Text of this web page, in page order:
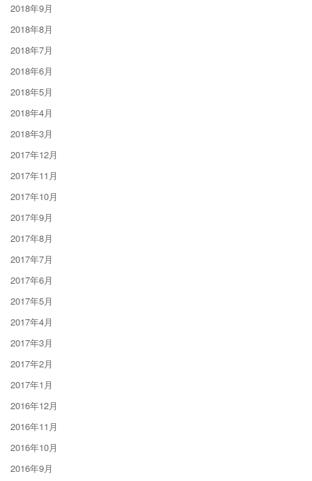
2018年9月
2018年8月
2018年7月
2018年6月
2018年5月
2018年4月
2018年3月
2017年12月
2017年11月
2017年10月
2017年9月
2017年8月
2017年7月
2017年6月
2017年5月
2017年4月
2017年3月
2017年2月
2017年1月
2016年12月
2016年11月
2016年10月
2016年9月